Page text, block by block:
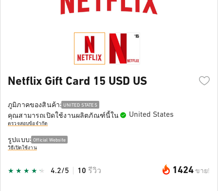
Netflix Gift Card 15 USD US
ภูมิภาคของสินค้า: UNITED STATES
คุณสามารถเปิดใช้งานผลิตภัณฑ์นี้ใน United States
ตรวจสอบข้อจำกัด
รูปแบบ: Official Website
วิธีเปิดใช้งาน
1424 ขาย!
4.2/5 10 รีวิว